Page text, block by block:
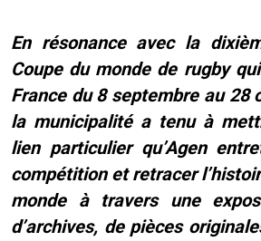
En résonance avec la
Coupe du monde de rugby
France du 8 septembre au 28
la municipalité a tenu à
lien particulier qu’Agen
compétition et retracer
monde à travers une
d’archives, de pièces